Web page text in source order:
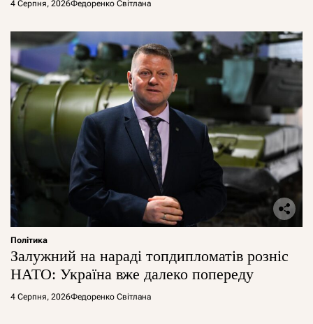
4 Серпня, 2026Федоренко Світлана
Політика
Залужний на нараді топдипломатів розніс
НАТО: Україна вже далеко попереду
4 Серпня, 2026Федоренко Світлана